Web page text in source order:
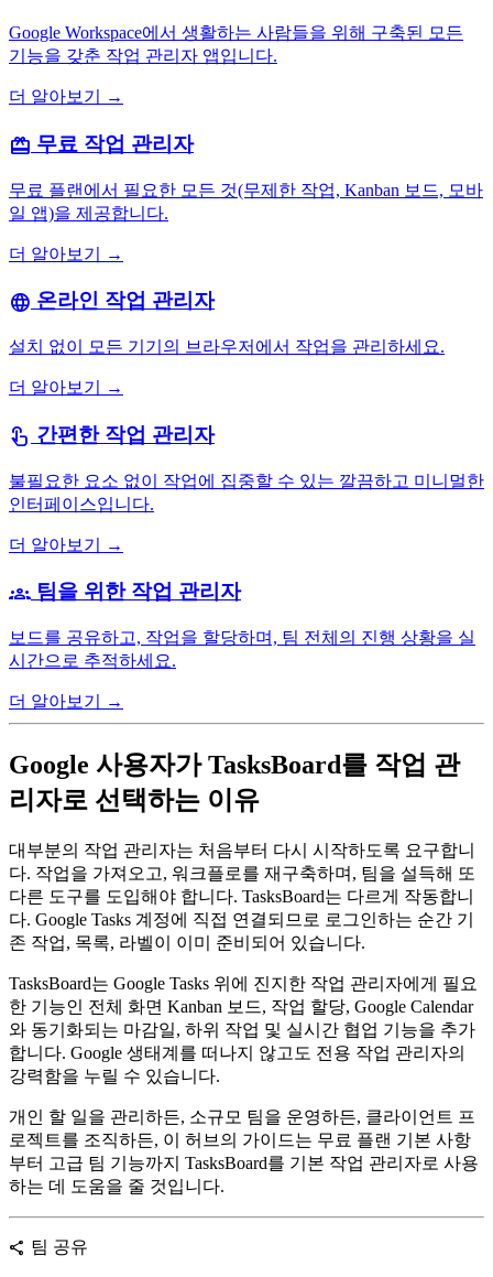
Google Workspace에서 생활하는 사람들을 위해 구축된 모든
기능을 갖춘 작업 관리자 앱입니다.
더 알아보기 →
card_giftcard 무료 작업 관리자
무료 플랜에서 필요한 모든 것(무제한 작업, Kanban 보드, 모바
일 앱)을 제공합니다.
더 알아보기 →
language 온라인 작업 관리자
설치 없이 모든 기기의 브라우저에서 작업을 관리하세요.
더 알아보기 →
touch_app 간편한 작업 관리자
불필요한 요소 없이 작업에 집중할 수 있는 깔끔하고 미니멀한
인터페이스입니다.
더 알아보기 →
groups 팀을 위한 작업 관리자
보드를 공유하고, 작업을 할당하며, 팀 전체의 진행 상황을 실
시간으로 추적하세요.
더 알아보기 →
Google 사용자가 TasksBoard를 작업 관
리자로 선택하는 이유
대부분의 작업 관리자는 처음부터 다시 시작하도록 요구합니
다. 작업을 가져오고, 워크플로를 재구축하며, 팀을 설득해 또
다른 도구를 도입해야 합니다. TasksBoard는 다르게 작동합니
다. Google Tasks 계정에 직접 연결되므로 로그인하는 순간 기
존 작업, 목록, 라벨이 이미 준비되어 있습니다.
TasksBoard는 Google Tasks 위에 진지한 작업 관리자에게 필요
한 기능인 전체 화면 Kanban 보드, 작업 할당, Google Calendar
와 동기화되는 마감일, 하위 작업 및 실시간 협업 기능을 추가
합니다. Google 생태계를 떠나지 않고도 전용 작업 관리자의
강력함을 누릴 수 있습니다.
개인 할 일을 관리하든, 소규모 팀을 운영하든, 클라이언트 프
로젝트를 조직하든, 이 허브의 가이드는 무료 플랜 기본 사항
부터 고급 팀 기능까지 TasksBoard를 기본 작업 관리자로 사용
하는 데 도움을 줄 것입니다.
share 팀 공유